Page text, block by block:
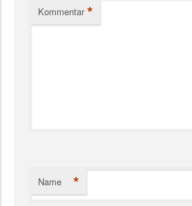
Kommentar *
Name *